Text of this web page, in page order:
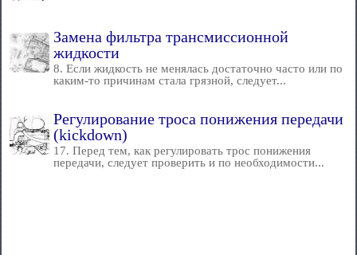
Замена фильтра трансмиссионной
жидкости
8. Если жидкость не менялась достаточно часто или по
каким-то причинам стала грязной, следует...
Регулирование троса понижения передачи
(kickdown)
17. Перед тем, как регулировать трос понижения
передачи, следует проверить и по необходимости...